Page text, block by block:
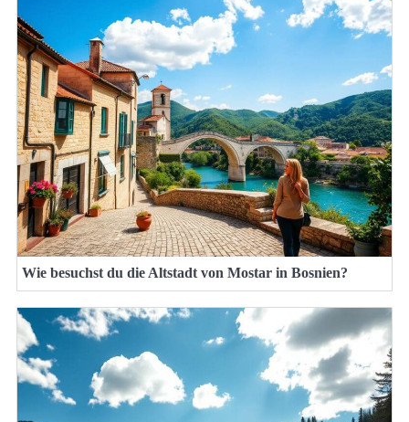
Wie besuchst du die Altstadt von Mostar in Bosnien?